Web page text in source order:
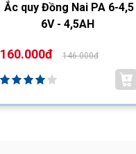
Ắc quy Đồng Nai PA 6-4,5
6V - 4,5AH
160.000đ 146.000đ